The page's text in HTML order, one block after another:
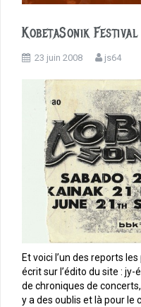
KobetaSonik
23 juin 2008 js64
Et voici l’un des reports
écrit sur l’édito du site :
de chroniques de
y a des oublis et là pour le